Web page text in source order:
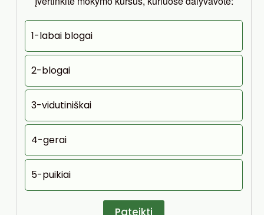
1-labai blogai
2-blogai
3-vidutiniškai
4-gerai
5-puikiai